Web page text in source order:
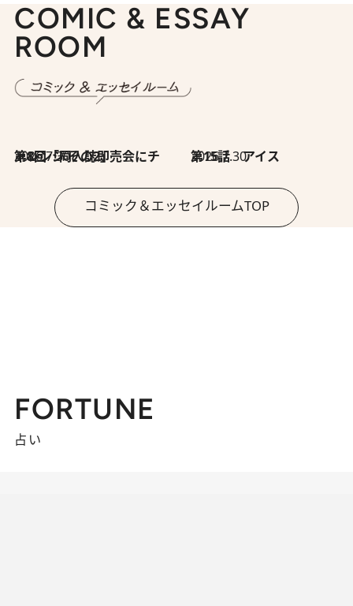
COMIC & ESSAY
ROOM
2026.7.30
第8回「同人誌即売会にチャレンジ その2」 2026.7.30
第15話 アイス
コミック＆エッセイルームTOP
FORTUNE
占い